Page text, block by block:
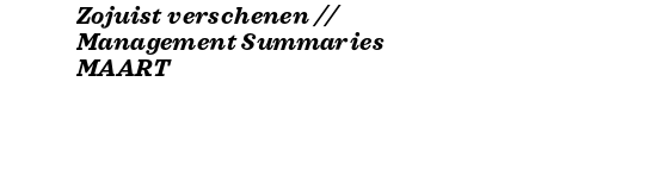
Zojuist verschenen //
Management Summaries
MAART